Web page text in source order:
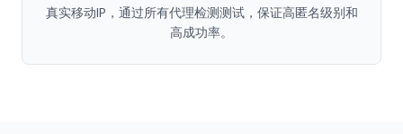
真实移动IP，通过所有代理检测测试，保证高匿名级别和
高成功率。